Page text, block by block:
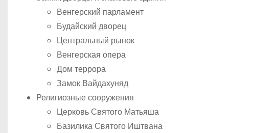
Венгерский парламент
Будайский дворец
Центральный рынок
Венгерская опера
Дом террора
Замок Вайдахуняд
Религиозные сооружения
Церковь Святого Матьяша
Базилика Святого Иштвана